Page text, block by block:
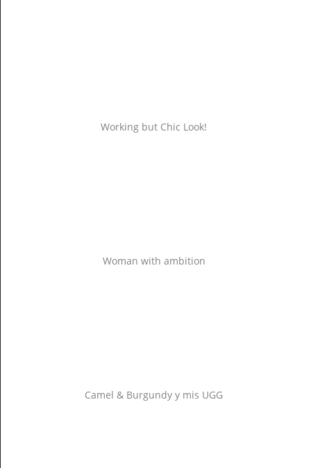
Working but Chic Look!
Woman with ambition
Camel & Burgundy y mis UGG